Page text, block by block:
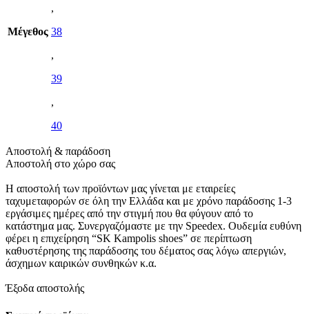
Μέγεθος
,
38
,
39
,
40
Αποστολή & παράδοση
Αποστολή στο χώρο σας
Η αποστολή των προϊόντων μας γίνεται με εταιρείες
ταχυμεταφορών σε όλη την Ελλάδα και με χρόνο παράδοσης 1-3
εργάσιμες ημέρες από την στιγμή που θα φύγουν από το
κατάστημα μας. Συνεργαζόμαστε με την Speedex. Oυδεμία ευθύνη
φέρει η επιχείρηση “SK Kampolis shoes” σε περίπτωση
καθυστέρησης της παράδοσης του δέματος σας λόγω απεργιών,
άσχημων καιρικών συνθηκών κ.α.
Έξοδα αποστολής